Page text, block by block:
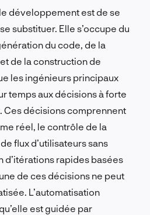
le développement est de se
substituer. Elle s’occupe du
du code, de la
de la construction de
les ingénieurs principaux
temps aux décisions à forte
Ces décisions comprennent
réel, le contrôle de la
flux d’utilisateurs sans
d’itérations rapides basées
de ces décisions ne peut
L’automatisation
est guidée par